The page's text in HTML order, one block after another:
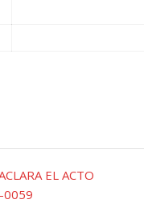
EL ACTO
0059